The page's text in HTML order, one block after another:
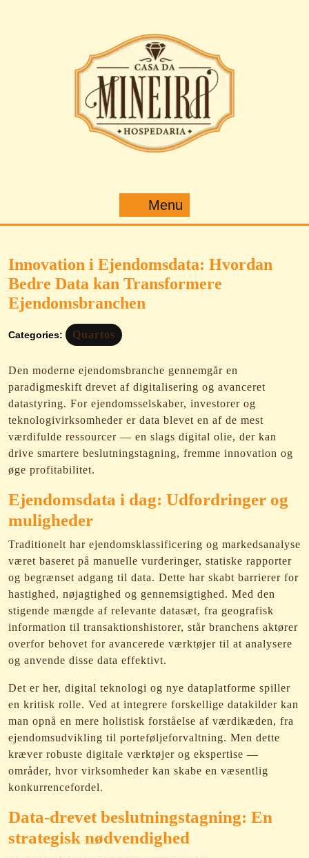
Menu
Innovation i Ejendomsdata: Hvordan
Bedre Data kan Transformere
Ejendomsbranchen
Categories: Quartos
Den moderne ejendomsbranche gennemgår en
paradigmeskift drevet af digitalisering og avanceret
datastyring. For ejendomsselskaber, investorer og
teknologivirksomheder er data blevet en af de mest
værdifulde ressourcer — en slags digital olie, der kan
drive smartere beslutningstagning, fremme innovation og
øge profitabilitet.
Ejendomsdata i dag: Udfordringer og
muligheder
Traditionelt har ejendomsklassificering og markedsanalyse
været baseret på manuelle vurderinger, statiske rapporter
og begrænset adgang til data. Dette har skabt barrierer for
hastighed, nøjagtighed og gennemsigtighed. Med den
stigende mængde af relevante datasæt, fra geografisk
information til transaktionshistorer, står branchens aktører
overfor behovet for avancerede værktøjer til at analysere
og anvende disse data effektivt.
Det er her, digital teknologi og nye dataplatforme spiller
en kritisk rolle. Ved at integrere forskellige datakilder kan
man opnå en mere holistisk forståelse af værdikæden, fra
ejendomsudvikling til porteføljeforvaltning. Men dette
kræver robuste digitale værktøjer og ekspertise —
områder, hvor virksomheder kan skabe en væsentlig
konkurrencefordel.
Data-drevet beslutningstagning: En
strategisk nødvendighed